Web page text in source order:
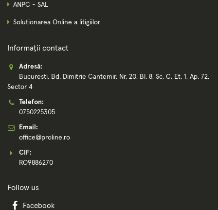
ANPC - SAL
Solutionarea Online a litigiilor
Informații contact
Adresă:
Bucuresti, Bd. Dimitrie Cantemir, Nr. 20, Bl. 8, Sc. C, Et. 1, Ap. 72,
Sector 4
Telefon:
0750225305
Email:
office@proline.ro
CIF:
RO9886270
Follow us
Facebook